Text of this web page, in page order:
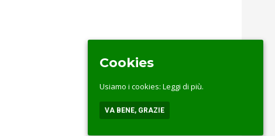
Cookies
Usiamo i cookies: Leggi di più.
VA BENE, GRAZIE